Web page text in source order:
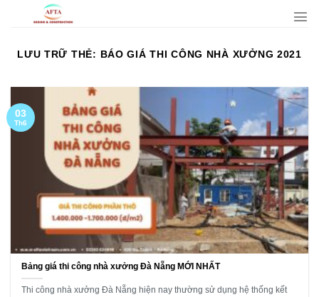
dungLƯU TRỮ THẺ: BÁO GIÁ THI CÔNG NHÀ XƯỞNG 2021
Bảng giá thi công nhà xưởng Đà Nẵng MỚI NHẤT
Thi công nhà xưởng Đà Nẵng hiện nay thường sử dụng hệ thống kết
03
Th6